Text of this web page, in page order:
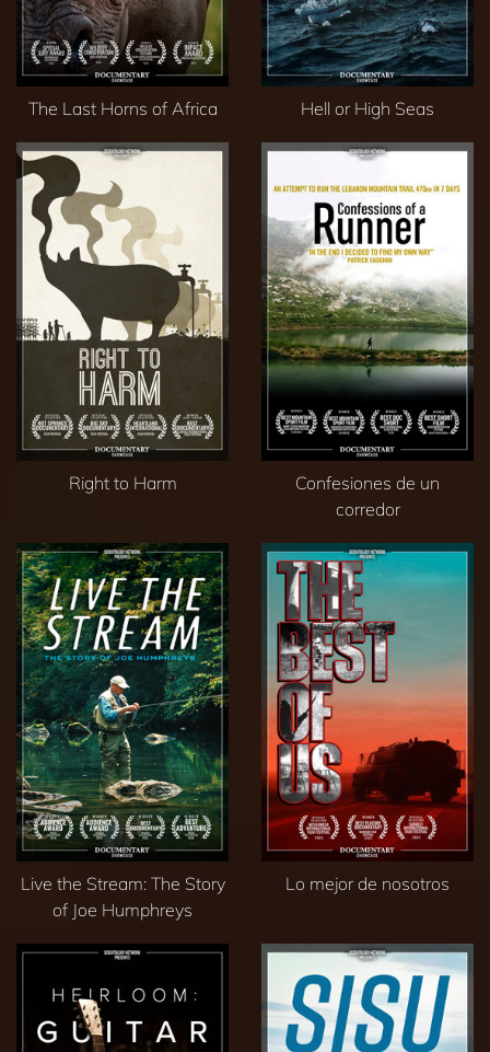
The Last Horns of Africa Hell or High Seas
Right to Harm
Confesiones de un
corredor
Live the Stream: The Story
of Joe Humphreys
Lo mejor de nosotros